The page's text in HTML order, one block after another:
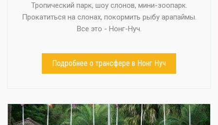
Тропический парк, шоу слонов, мини-зоопарк.
Прокатиться на слонах, покормить рыбу арапаймы.
Все это - Нонг-Нуч.
Подробнее о трансфере в Нонг Нуч